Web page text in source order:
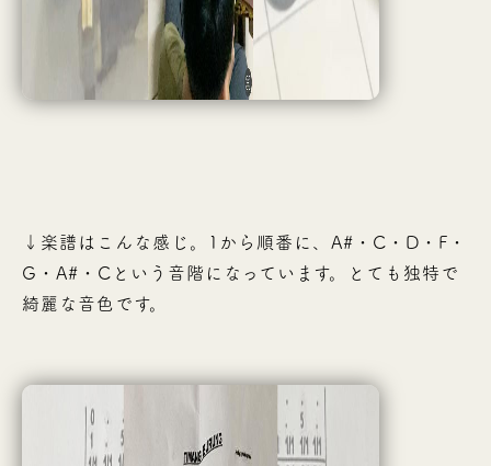
↓楽譜はこんな感じ。1から順番に、A#・C・D・F・
G・A#・Cという音階になっています。とても独特で
綺麗な音色です。